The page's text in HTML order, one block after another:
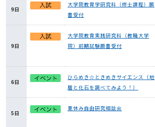
9日
大学院教育学研究科（修士課程）願
書受付
9日
大学院教育実践研究科（教職大学
院）前期試験願書受付
6日
ひらめき☆ときめきサイエンス（地
層と化石を調べてみよう！）
5日
夏休み自由研究相談会